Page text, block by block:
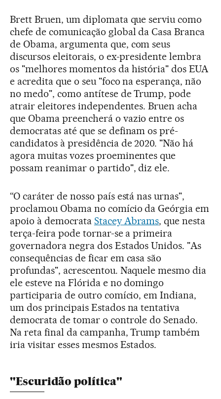
Brett Bruen, um diplomata que serviu como
chefe de comunicação global da Casa Branca
de Obama, argumenta que, com seus
discursos eleitorais, o ex-presidente lembra
os "melhores momentos da história" dos EUA
e acredita que o seu "foco na esperança, não
no medo", como antítese de Trump, pode
atrair eleitores independentes. Bruen acha
que Obama preencherá o vazio entre os
democratas até que se definam os pré-
candidatos à presidência de 2020. "Não há
agora muitas vozes proeminentes que
possam reanimar o partido", diz ele.
“O caráter de nosso país está nas urnas",
proclamou Obama no comício da Geórgia em
apoio à democrata Stacey Abrams, que nesta
terça-feira pode tornar-se a primeira
governadora negra dos Estados Unidos. "As
consequências de ficar em casa são
profundas", acrescentou. Naquele mesmo dia
ele esteve na Flórida e no domingo
participaria de outro comício, em Indiana,
um dos principais Estados na tentativa
democrata de tomar o controle do Senado.
Na reta final da campanha, Trump também
iria visitar esses mesmos Estados.
"Escuridão política"